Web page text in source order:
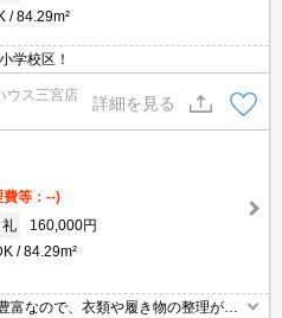
84.29m²
学校区！
ウス三宮店
詳細を見る
費等：--)
礼
160,000円
84.29m²
富なので、衣類や履き物の整理がし